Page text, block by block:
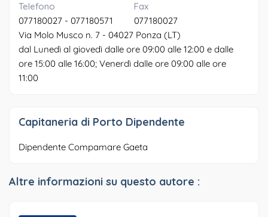
Telefono
077180027 - 077180571
Fax
077180027
Via Molo Musco n. 7 - 04027 Ponza (LT)
dal Lunedì al giovedì dalle ore 09:00 alle 12:00 e dalle
ore 15:00 alle 16:00; Venerdì dalle ore 09:00 alle ore
11:00
Capitaneria di Porto Dipendente
Dipendente Compamare Gaeta
Altre informazioni su questo autore :